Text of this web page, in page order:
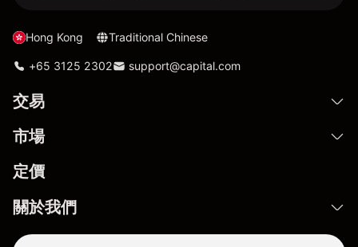
Hong Kong Traditional Chinese
+65 3125 2302 support@capital.com
交易
市場
定價
關於我們